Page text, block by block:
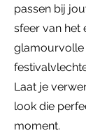
passen bij
sfeer van het
glamourvolle
Laat je
look die
moment.